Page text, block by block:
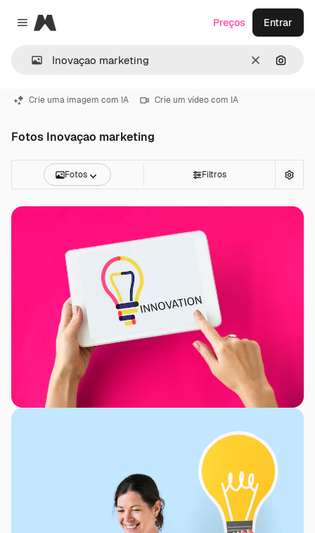
Close menu
Magnific
Limpar
Preços Entrar
Crie uma imagem com IA Crie um vídeo com IA
Fotos Inovaçao marketing
Fotos Filtros